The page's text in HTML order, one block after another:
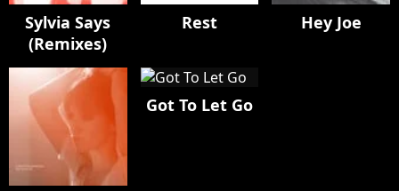
Sylvia Says
(Remixes)
Rest Hey Joe
Got To Let Go